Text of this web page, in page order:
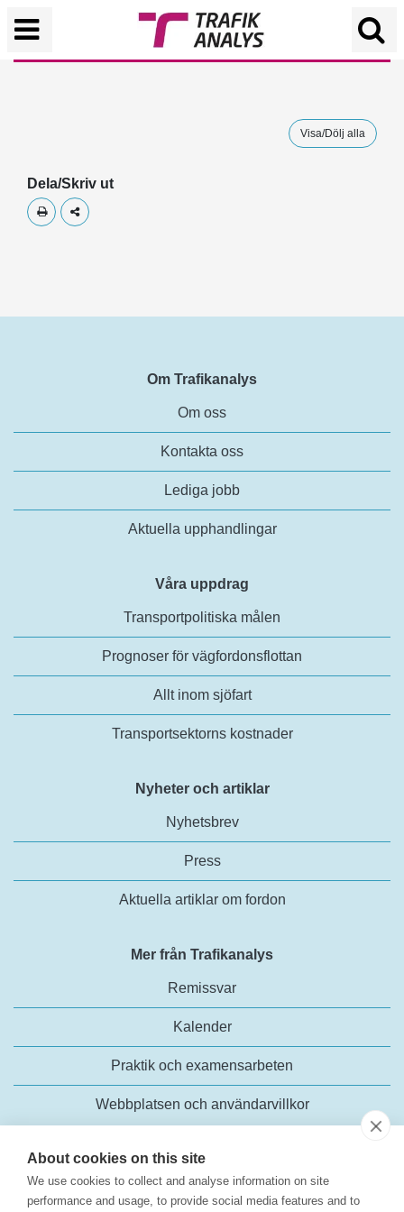
About cookies on this site
We use cookies to collect and analyse information on site
performance and usage, to provide social media features and to
Visa/Dölj alla
Dela/Skriv ut
Skriv utDela
Om Trafikanalys
Om oss
Kontakta oss
Lediga jobb
Aktuella upphandlingar
Våra uppdrag
Transportpolitiska målen
Prognoser för vägfordonsflottan
Allt inom sjöfart
Transportsektorns kostnader
Nyheter och artiklar
Nyhetsbrev
Press
Aktuella artiklar om fordon
Mer från Trafikanalys
Remissvar
Kalender
Praktik och examensarbeten
Webbplatsen och användarvillkor